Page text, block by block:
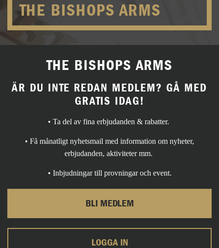
THE BISHOPS ARMS
THE BISHOPS ARMS
ÄR DU INTE REDAN MEDLEM? GÅ MED
GRATIS IDAG!
• Ta del av fina erbjudanden & rabatter.
• Få månatligt nyhetsmail med information om nyheter,
erbjudanden, aktiviteter mm.
• Inbjudningar till provningar och event.
BLI MEDLEM
LOGGA IN